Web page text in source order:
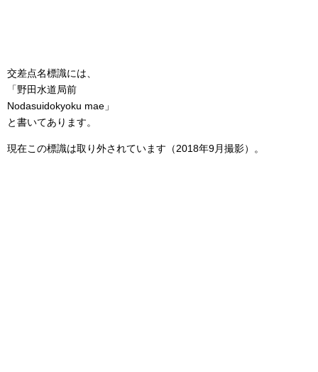
交差点名標識には、
「野田水道局前
Nodasuidokyoku mae」
と書いてあります。
現在この標識は取り外されています（2018年9月撮影）。